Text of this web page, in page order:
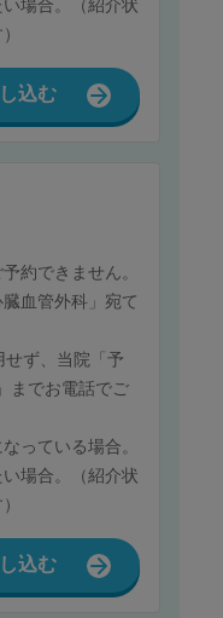
込む
約できません。
血管外科」宛て
せず、当院「予
までお電話でご
っている場合。
場合。（紹介状
込む